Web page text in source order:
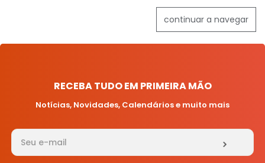
CENTRAL
3771-
Chat
continuar a navegar
RECEBA TUDO EM PRIMEIRA MÃO
Notícias, Novidades, Calendários e muito mais